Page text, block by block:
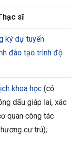
sĩ
ký dự tuyển
đào tạo trình độ
khoa học (có
dấu giáp lai, xác
quan công tác
cư trú);